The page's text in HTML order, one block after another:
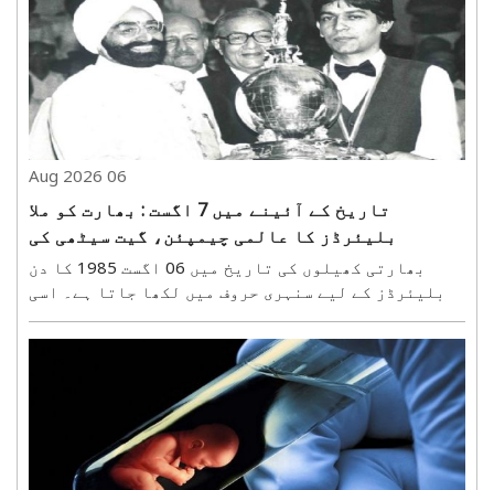
تحریک‘ کا اعلان کیا تھا۔ 8 اگست 1942 کو ممبئی (اس
وقت بمبئی)..
06 Aug 2026
تاریخ کے آئینے میں 7 اگست : بھارت کو ملا
بلیئرڈز کا عالمی چیمپئن، گیت سیٹھی کی
تاریخی جیت
بھارتی کھیلوں کی تاریخ میں 06 اگست 1985 کا دن
بلیئرڈز کے لیے سنہری حروف میں لکھا جاتا ہے۔ اسی
روز بھارت کے بلیئرڈز کے عظیم کھلاڑی گیت شری رام
سیٹھی نے ورلڈ ایمیچر بلیئرڈز چیمپئن شپ کا اعزاز
جیت کر ملک کو بین الاقوامی سطح پر نئی شناخت دلائی۔